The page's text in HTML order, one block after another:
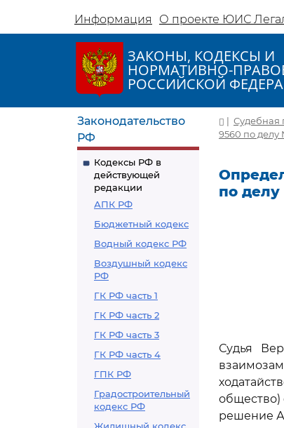
Информация О проекте ЮИС
ЗАКОНЫ, КОДЕКСЫ И
НОРМАТИВНО-
РОССИЙСКОЙ
Законодательство
РФ
Кодексы РФ в
действующей
редакции
АПК РФ
Бюджетный кодекс
Водный кодекс РФ
Воздушный кодекс
РФ
ГК РФ часть 1
ГК РФ часть 2
ГК РФ часть 3
ГК РФ часть 4
ГПК РФ
Градостроительный
кодекс РФ
| Судебная
9560 по делу
по делу
Судья
общество)
решение